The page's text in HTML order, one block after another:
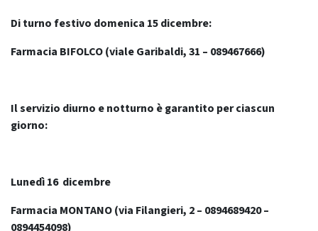
Di turno festivo domenica 15 dicembre:
Farmacia BIFOLCO (viale Garibaldi, 31 – 089467666)
Il servizio diurno e notturno è garantito per ciascun
giorno:
Lunedì 16 dicembre
Farmacia MONTANO (via Filangieri, 2 – 0894689420 –
0894454098)